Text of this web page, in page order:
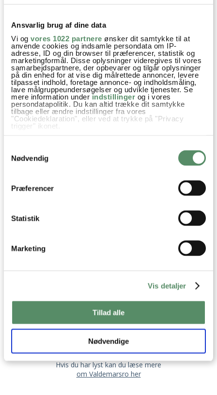
Ansvarlig brug af dine data
Vi og vores 1022 partnere ønsker dit samtykke til at
anvende cookies og indsamle persondata om IP-
adresse, ID og din browser til præferencer, statistik og
marketingformål. Disse oplysninger videregives til vores
samarbejdspartnere, der opbevarer og tilgår oplysninger
på din enhed for at vise dig målrettede annoncer, levere
tilpasset indhold, foretage annonce- og indholdsmåling,
lave målgruppeundersøgelser og udvikle tjenester. Se
mere information underindstillinger og i vores
persondatapolitik. Du kan altid trække dit samtykke
tilbage eller ændre indstillinger fra vores
"Cookiedeklaration", eller ved at trykke på "Privacy
trigger" ikonet.
Indsamle præcise oplysninger om din placering,
der kan være nøjagtig inden for få meter
Identificere din enhed baseret på en scanning af
Nødvendig
Præferencer
Statistik
Marketing
Vis detaljer
Tillad alle
Nødvendige
Valdemarsro, i mine kogebøger og i
madplaner
Jeg bor i Aarhus sammen med Martin, vores børn Julie
og Johan og vores søde Golden Retriever, Mille.
Hvis du har lyst kan du læse mere
om Valdemarsro her